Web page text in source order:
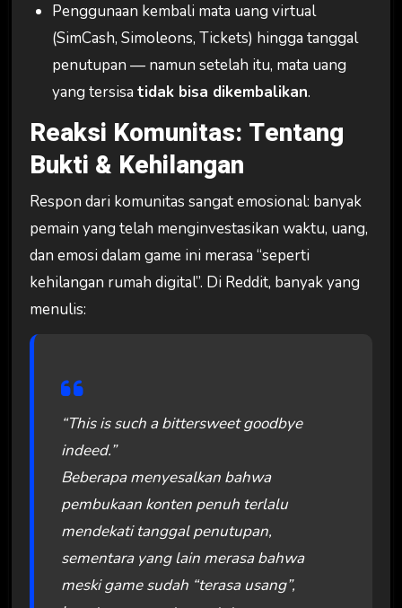
Penggunaan kembali mata uang virtual
(SimCash, Simoleons, Tickets) hingga tanggal
penutupan — namun setelah itu, mata uang
yang tersisatidak bisa dikembalikan.
Reaksi Komunitas: Tentang
Bukti & Kehilangan
Respon dari komunitas sangat emosional: banyak
pemain yang telah menginvestasikan waktu, uang,
dan emosi dalam game ini merasa “seperti
kehilangan rumah digital”. Di Reddit, banyak yang
menulis:
“This is such a bittersweet goodbye
indeed.”
Beberapa menyesalkan bahwa
pembukaan konten penuh terlalu
mendekati tanggal penutupan,
sementara yang lain merasa bahwa
meski game sudah “terasa usang”,